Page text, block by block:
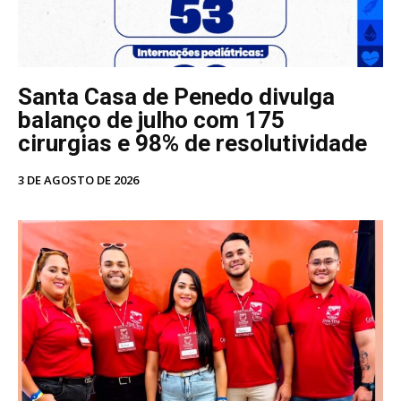
Santa Casa de Penedo divulga
balanço de julho com 175
cirurgias e 98% de resolutividade
3 DE AGOSTO DE 2026